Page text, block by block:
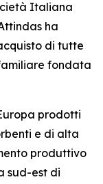
Italiana
ha
di tutte
fondata
prodotti
e di alta
produttivo
sud-est di